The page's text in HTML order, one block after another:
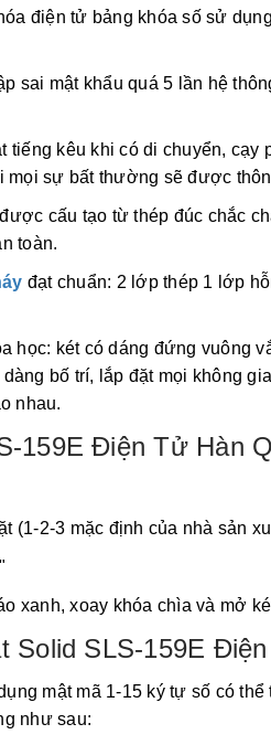
điện tử bảng khóa số sử
sai mật khẩu quá 5 lần hệ
tiếng kêu khi có di chuyển,
mọi sự bất thường sẽ được
cấu tạo từ thép đúc chắc
toàn.
đạt chuẩn: 2 lớp thép 1 lớp
học: két có dáng đứng vuông
dàng bố trí, lắp đặt mọi không
nhau.
159E Điện Tử Hàn
(1-2-3 mặc định của nhà sản
xanh, xoay khóa chìa và mở
Solid SLS-159E
mật mã 1-15 ký tự số có
như sau: